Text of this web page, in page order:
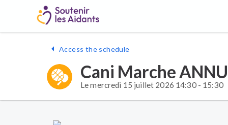
Access the schedule
Cani Marche
Le mercredi 15 juillet 2026 14:30 - 15:30